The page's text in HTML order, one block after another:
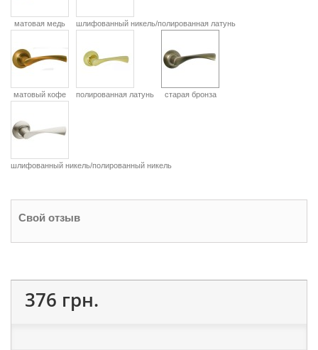
матовая медь шлифованный никель/полированная латунь
матовый кофе полированная латунь старая бронза
шлифованный никель/полированный никель
Свой отзыв
376 грн.